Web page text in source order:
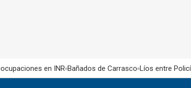
en INR Bañados de Carrasco Líos entre